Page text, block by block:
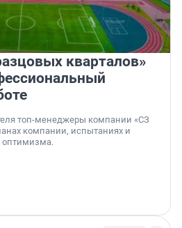
кварталов»
топ-менеджеры компании «СЗ
компании, испытаниях и
оптимизма.